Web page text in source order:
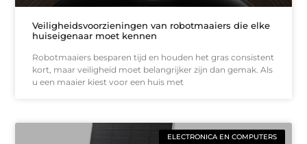
Veiligheidsvoorzieningen van robotmaaiers die elke
huiseigenaar moet kennen
Robotmaaiers besparen tijd en houden het gras consistent
kort, maar veiligheid moet belangrijker zijn dan gemak. Als
u een maaier kiest voor een huis met
ELECTRONICA EN COMPUTERS